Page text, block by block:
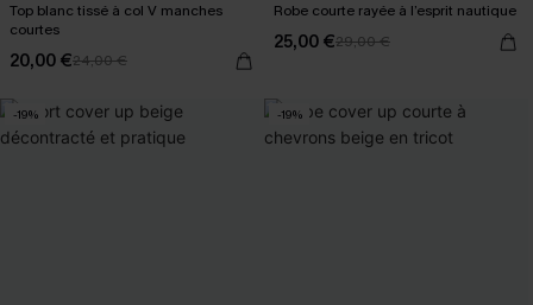
Top blanc tissé à col V manches
courtes
20,00 €24,00 €
Robe courte rayée à l’esprit nautique
25,00 €29,00 €
-19% -19%